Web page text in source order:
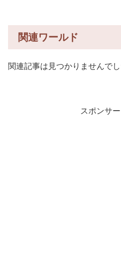
関連ワールド
関連記事は見つかりませんでし
スポンサ